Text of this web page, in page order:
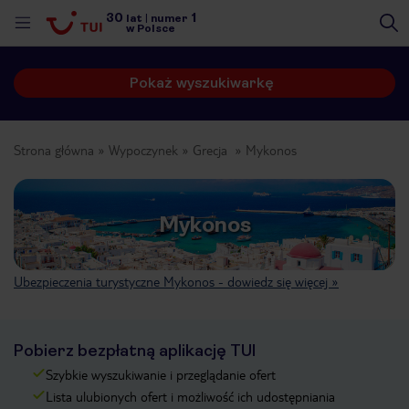
30 lat numer 1
w Polsce
Pokaż wyszukiwarkę
Strona główna Wypoczynek Grecja Mykonos
Mykonos
Ubezpieczenia turystyczne Mykonos - dowiedz się więcej »
Pobierz bezpłatną aplikację TUI
Szybkie wyszukiwanie i przeglądanie ofert
Lista ulubionych ofert i możliwość ich udostępniania